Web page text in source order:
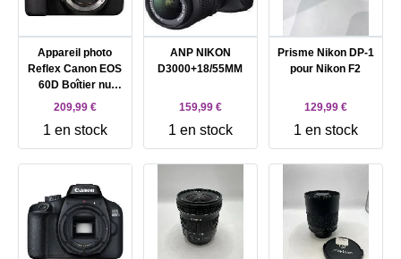
Appareil photo
Reflex Canon EOS
60D Boîtier nu
Reflex - 18.0 MP -
corps uniquement
209,99 €
1 en stock
ANP NIKON
D3000+18/55MM
159,99 €
1 en stock
Prisme Nikon DP-1
pour Nikon F2
129,99 €
1 en stock